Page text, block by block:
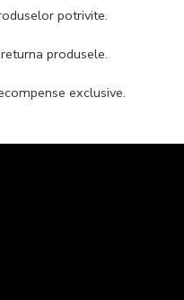
potrivite.
produsele.
exclusive.